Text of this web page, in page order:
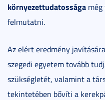
környezettudatossága
felmutatni.
Az elért eredmény
szegedi egyetem tovább
szükségletét, valamint a
tekintetében bővíti a